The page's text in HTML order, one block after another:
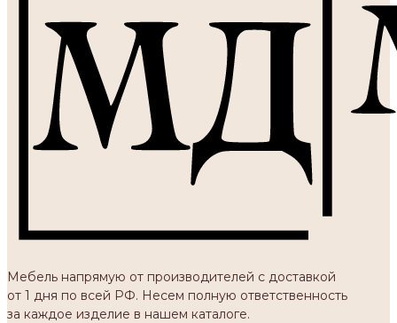
Мебель напрямую от производителей с доставкой
от 1 дня по всей РФ. Несем полную ответственность
за каждое изделие в нашем каталоге.